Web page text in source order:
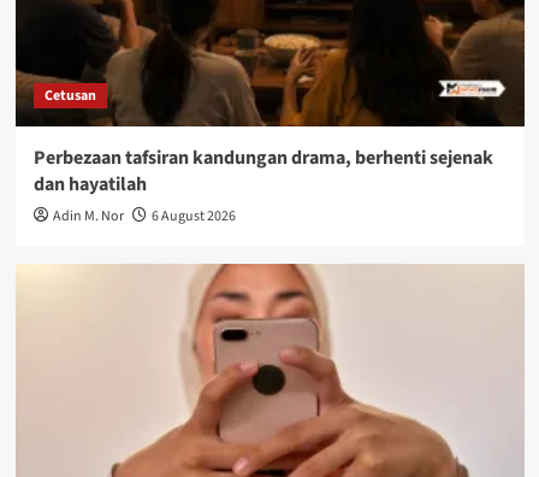
Cetusan
Perbezaan tafsiran kandungan drama, berhenti sejenak
dan hayatilah
Adin M. Nor 6 August 2026